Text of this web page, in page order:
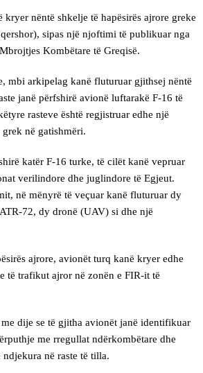
kryer nëntë shkelje të hapësirës ajrore greke
sipas një njoftimi të publikuar nga
Kombëtare të Greqisë.
mbi arkipelag kanë fluturuar gjithsej nëntë
janë përfshirë avionë luftarakë F-16 të
rasteve është regjistruar edhe një
në gatishmëri.
katër F-16 turke, të cilët kanë vepruar
verilindore dhe juglindore të Egjeut.
në mënyrë të veçuar kanë fluturuar dy
72, dy dronë (UAV) si dhe një
ajrore, avionët turq kanë kryer edhe
të trafikut ajror në zonën e FIR-it të
dije se të gjitha avionët janë identifikuar
me rregullat ndërkombëtare dhe
ndjekura në raste të tilla.